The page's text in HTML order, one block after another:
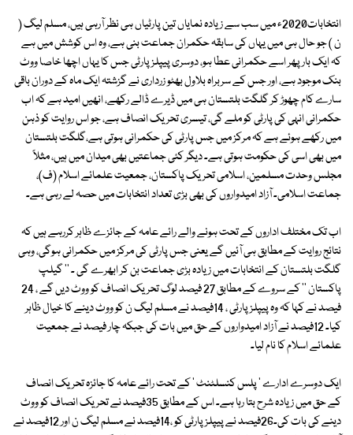
انتخابات2020ء میں سب سے زیادہ نمایاں تین پارٹیاں ہی نظر آرہی ہیں، مسلم لیگ (
ن ) جو حال ہی میں یہاں کی سابقہ حکمران جماعت بنی ہے، وہ اس کوشش میں ہے
کہ ایک بار پھر اسے حکمرانی عطا ہو، دوسری پیپلزپارٹی جس کا یہاں اچھا خاصا ووٹ
بنک موجود ہے، اور جس کے سربراہ بلاول بھٹو زرداری نے گزشتہ ایک ماہ کے دوران باقی
سارے کام چھوڑ کر گلگت بلتستان ہی میں ڈیرے ڈالے رکھے، انھیں امید ہے کہ اب
حکمرانی انہی کی پارٹی کو ملے گی، تیسری تحریک انصاف ہے، جو اس روایت کو ذہن
میں رکھے ہوئے ہے کہ مرکز میں جس پارٹی کی حکمرانی ہوتی ہے،گلگت بلتستان
میں بھی اسی کی حکومت ہوتی ہے۔ دیگر کئی جماعتیں بھی میدان میں ہیں، مثلاً
مجلس وحدت مسلمین، اسلامی تحریک پاکستان، جمعیت علمائے اسلام (ف)،
جماعت اسلامی۔ آزاد امیدواروں کی بھی بڑی تعداد انتخابات میں حصہ لے رہی ہے۔
اب تک مختلف اداروں کے تحت ہونے والے رائے عامہ کے جائزے ظاہر کررہے ہیں کہ
نتائج روایت کے مطابق ہی آئیں گے یعنی جس پارٹی کی مرکز میں حکمرانی ہوگی، وہی
گلگت بلتستان کے انتخابات میں زیادہ بڑی جماعت بن کر ابھرے گی ۔ '' گیلپ
پاکستان '' کے سروے کے مطابق 27 فیصد لوگ تحریک انصاف کو ووٹ دیں گے ، 24
فیصد نے کہا کہ وہ پیپلزپارٹی ، 14فیصد نے مسلم لیگ ن کو ووٹ دینے کا خیال ظاہر
کیا۔ 12فیصد نے آزاد امیدواروں کے حق میں بات کی جبکہ چار فیصد نے جمعیت
علمائے اسلام کا نام لیا۔
ایک دوسرے ادارے ' پلس کنسلٹنٹ ' کے تحت رائے عامہ کا جائزہ تحریک انصاف
کے حق میں زیادہ شرح بتا رہا ہے۔ اس کے مطابق 35فیصد نے تحریک انصاف کو ووٹ
دینے کی بات کی۔26فیصد نے پیپلزپارٹی کو ،14فیصد نے مسلم لیگ ن اور 12فیصد نے